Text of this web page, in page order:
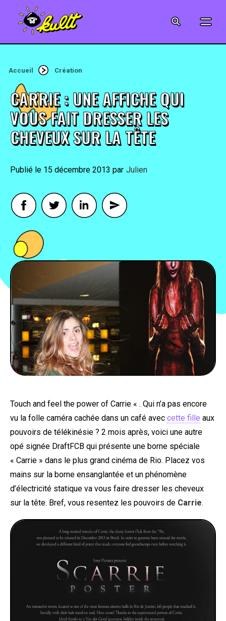
MUSIQUE
CRÉATION
ART
JEUX-VIDÉO
VINTAGE
FOOD
BONS PLANS
SOUTENEZ KULTT
Accueil Création
CARRIE : UNE AFFICHE QUI
VOUS FAIT DRESSER LES
CHEVEUX SUR LA TÊTE
15 décembre 2013 By Julien
Touch and feel the power of Carrie « . Qui n’a pas encore
vu la folle caméra cachée dans un café avec cette fille aux
pouvoirs de télékinésie ? 2 mois après, voici une autre
opé signée DraftFCB qui présente une borne spéciale
« Carrie » dans le plus grand cinéma de Rio. Placez vos
mains sur la borne ensanglantée et un phénomène
d’électricité statique va vous faire dresser les cheveux
sur la tête. Bref, vous resentez les pouvoirs de Carrie.